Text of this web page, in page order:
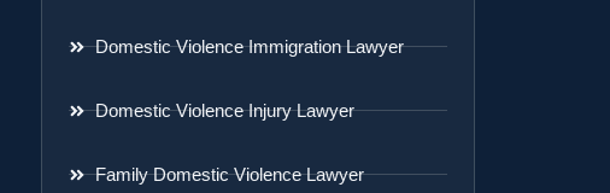
Domestic Violence Immigration Lawyer
Domestic Violence Injury Lawyer
Family Domestic Violence Lawyer